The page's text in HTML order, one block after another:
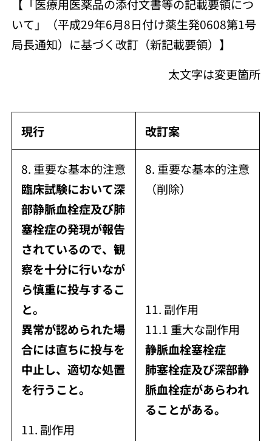
【「医療用医薬品の添付文書等の記載要領につ
いて」（平成29年6月8日付け薬生発0608第1号
局長通知）に基づく改訂（新記載要領）】
太文字は変更箇所
現行 改訂案
8. 重要な基本的注意
臨床試験において深
部静脈血栓症及び肺
塞栓症の発現が報告
されているので、観
察を十分に行いなが
ら慎重に投与するこ
と。
異常が認められた場
合には直ちに投与を
中止し、適切な処置
を行うこと。
11. 副作用
8. 重要な基本的注意
（削除）
11. 副作用
11.1 重大な副作用
静脈血栓塞栓症
肺塞栓症及び深部静
脈血栓症があらわれ
ることがある。